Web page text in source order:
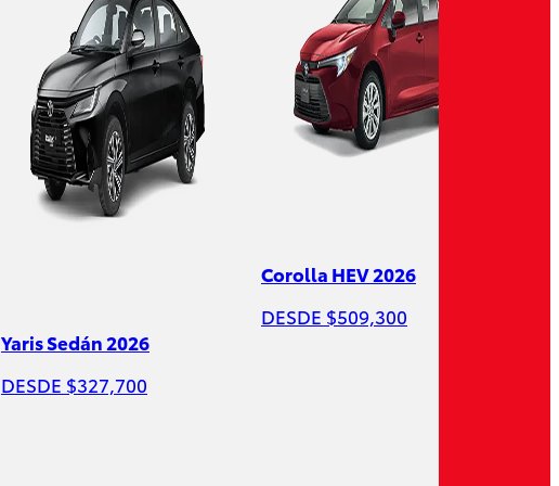
Yaris Sedán 2026
DESDE $327,700
Corolla HEV 2026
DESDE $509,300